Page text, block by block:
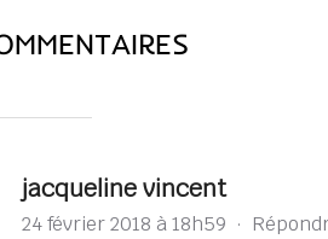
jacqueline vincent
24 février 2018 à 18h59 ·